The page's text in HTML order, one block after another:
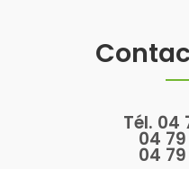
Tél. 04
04
04